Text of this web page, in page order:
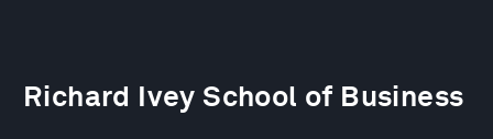
Richard Ivey School of Business